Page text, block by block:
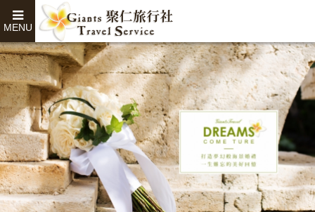
MENU
地的頂級衝浪者在Keramas進行競技。
2019.03.08
華航初春輕旅行 3/8-3/12 五天快閃促銷！東南亞單程4千